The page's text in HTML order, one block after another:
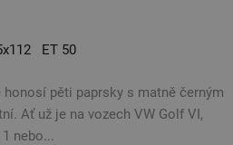
ET 50
honosí pěti paprsky s matně černým
Ať už je na vozech VW Golf VI,
nebo...